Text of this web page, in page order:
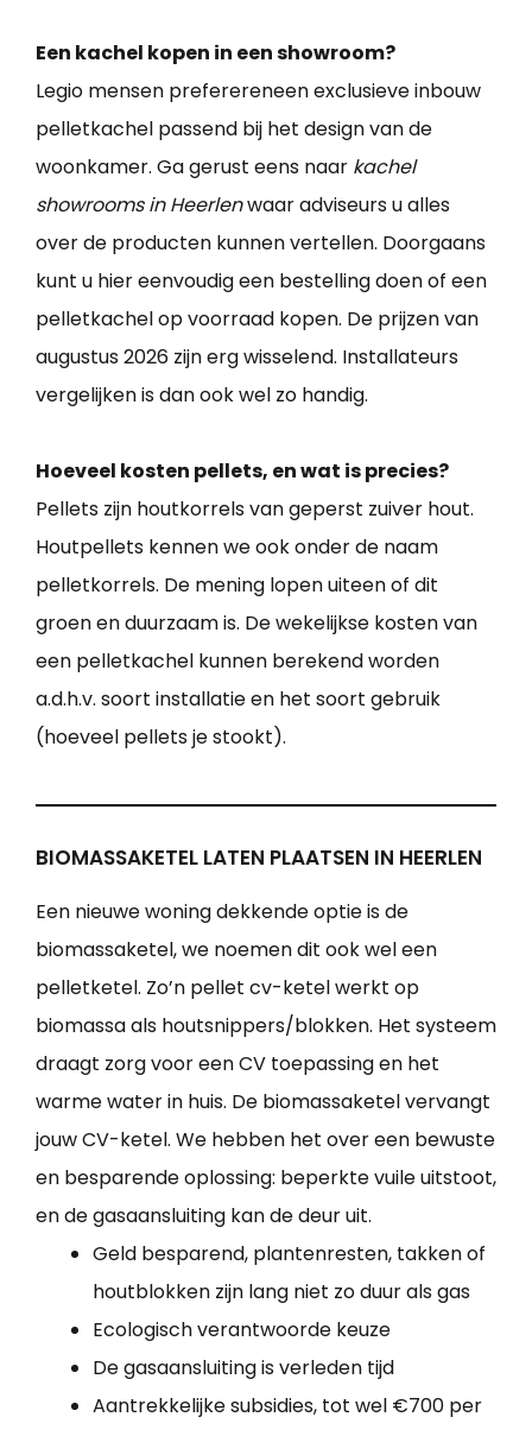
Een kachel kopen in een showroom?
Legio mensen preferereneen exclusieve inbouw
pelletkachel passend bij het design van de
woonkamer. Ga gerust eens naar kachel
showrooms in Heerlenwaar adviseurs u alles
over de producten kunnen vertellen. Doorgaans
kunt u hier eenvoudig een bestelling doen of een
pelletkachel op voorraad kopen. De prijzen van
augustus 2026 zijn erg wisselend. Installateurs
vergelijken is dan ook wel zo handig.
Hoeveel kosten pellets, en wat is precies?
Pellets zijn houtkorrels van geperst zuiver hout.
Houtpellets kennen we ook onder de naam
pelletkorrels. De mening lopen uiteen of dit
groen en duurzaam is. De wekelijkse kosten van
een pelletkachel kunnen berekend worden
a.d.h.v. soort installatie en het soort gebruik
(hoeveel pellets je stookt).
BIOMASSAKETEL LATEN PLAATSEN IN HEERLEN
Een nieuwe woning dekkende optie is de
biomassaketel, we noemen dit ook wel een
pelletketel. Zo’n pellet cv-ketel werkt op
biomassa als houtsnippers/blokken. Het systeem
draagt zorg voor een CV toepassing en het
warme water in huis. De biomassaketel vervangt
jouw CV-ketel. We hebben het over een bewuste
en besparende oplossing: beperkte vuile uitstoot,
en de gasaansluiting kan de deur uit.
Geld besparend, plantenresten, takken of
houtblokken zijn lang niet zo duur als gas
Ecologisch verantwoorde keuze
De gasaansluiting is verleden tijd
Aantrekkelijke subsidies, tot wel €700 per